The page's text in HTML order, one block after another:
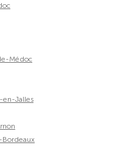
Médoc
en-Jalles
Bordeaux